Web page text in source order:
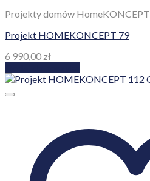
Projekty domów HomeKONCEPT
Projekt HOMEKONCEPT 79
6 990,00 zł